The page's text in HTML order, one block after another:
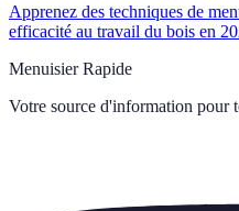
Apprenez des techniques de
efficacité au travail du bois en
Menuisier Rapide
Votre source d'information pour